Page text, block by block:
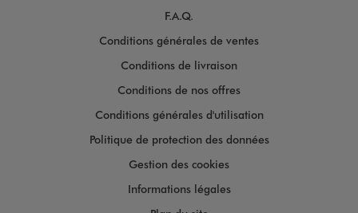
F.A.Q.
Conditions générales de ventes
Conditions de livraison
Conditions de nos offres
Conditions générales d'utilisation
Politique de protection des données
Gestion des cookies
Informations légales